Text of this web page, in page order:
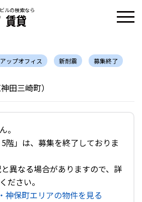
ルの検索なら
ップオフィス 新耐震 募集終了
田三崎町）
。
5階」は、募集を終了しておりま
異なる場合がありますので、詳
ださい。
神保町エリアの物件を見る